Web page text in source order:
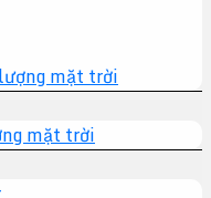
mặt trời
mặt trời